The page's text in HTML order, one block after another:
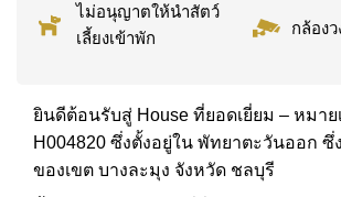
ไม่อนุญาตให้นำสัตว์
เลี้ยงเข้าพัก
กล้อง
ยินดีต้อนรับสู่ House ที่ยอดเยี่ยม – หมาย
H004820 ซึ่งตั้งอยู่ใน พัทยาตะวันออก ซึ่
ของเขต บางละมุง จังหวัด ชลบุรี